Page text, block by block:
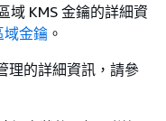
域 KMS 金鑰的詳細資
域金鑰 。
理的詳細資訊，請參